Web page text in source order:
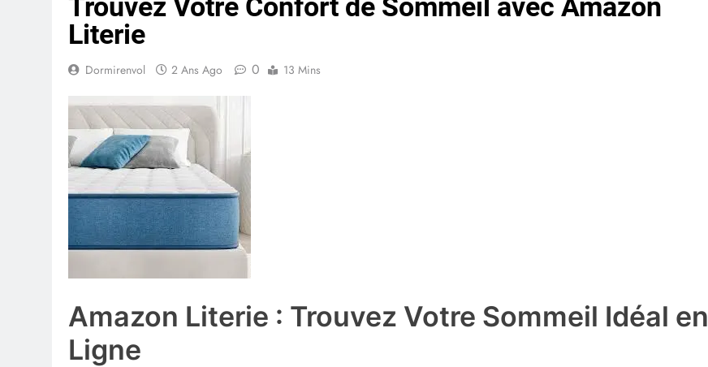
Trouvez Votre Confort de Sommeil avec Amazon
Literie
Dormirenvol 2 Ans Ago 0 13 Mins
Amazon Literie : Trouvez Votre Sommeil Idéal en
Ligne